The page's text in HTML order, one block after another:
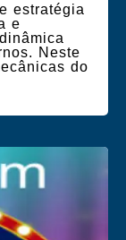
estratégia
e
Neste
do